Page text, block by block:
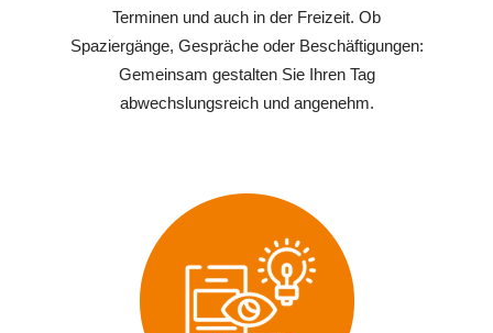
Terminen und auch in der Freizeit. Ob
Spaziergänge, Gespräche oder Beschäftigungen:
Gemeinsam gestalten Sie Ihren Tag
abwechslungsreich und angenehm.